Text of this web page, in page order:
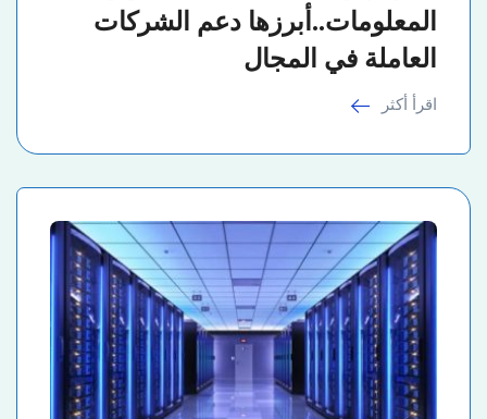
المعلومات..أبرزها دعم الشركات
العاملة في المجال
اقرأ أكثر